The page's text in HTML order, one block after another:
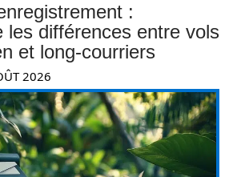
:
les différences entre vols
et long-courriers
2026